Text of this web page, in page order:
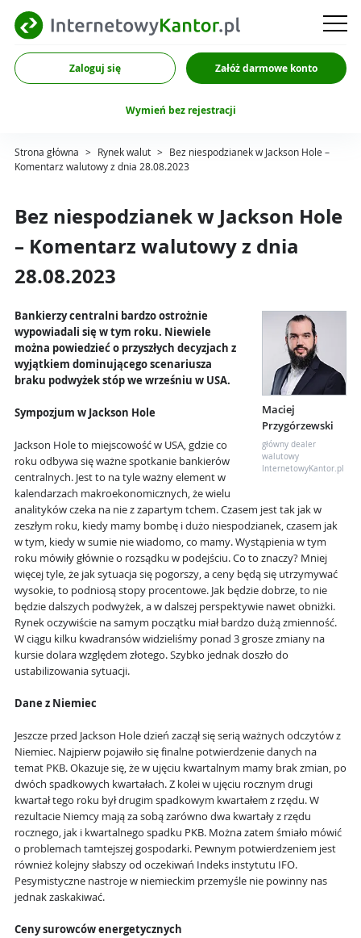
Zaloguj się Załóż darmowe konto
Wymień bez rejestracji
Strona główna > Rynek walut > Bez niespodzianek w Jackson Hole –
Komentarz walutowy z dnia 28.08.2023
Bez niespodzianek w Jackson Hole
– Komentarz walutowy z dnia
28.08.2023
Maciej
Przygórzewski
główny dealer
walutowy
InternetowyKantor.pl
Bankierzy centralni bardzo ostrożnie
wypowiadali się w tym roku. Niewiele
można powiedzieć o przyszłych decyzjach z
wyjątkiem dominującego scenariusza
braku podwyżek stóp we wrześniu w USA.
Sympozjum w Jackson Hole
Jackson Hole to miejscowość w USA, gdzie co
roku odbywa się ważne spotkanie bankierów
centralnych. Jest to na tyle ważny element w
kalendarzach makroekonomicznych, że wielu
analityków czeka na nie z zapartym tchem. Czasem jest tak jak w
zeszłym roku, kiedy mamy bombę i dużo niespodzianek, czasem jak
w tym, kiedy w sumie nie wiadomo, co mamy. Wystąpienia w tym
roku mówiły głównie o rozsądku w podejściu. Co to znaczy? Mniej
więcej tyle, że jak sytuacja się pogorszy, a ceny będą się utrzymywać
wysokie, to podniosą stopy procentowe. Jak będzie dobrze, to nie
będzie dalszych podwyżek, a w dalszej perspektywie nawet obniżki.
Rynek oczywiście na samym początku miał bardzo dużą zmienność.
W ciągu kilku kwadransów widzieliśmy ponad 3 grosze zmiany na
kursie dolara względem złotego. Szybko jednak doszło do
ustabilizowania sytuacji.
Dane z Niemiec
Jeszcze przed Jackson Hole dzień zaczął się serią ważnych odczytów z
Niemiec. Najpierw pojawiło się finalne potwierdzenie danych na
temat PKB. Okazuje się, że w ujęciu kwartalnym mamy brak zmian, po
dwóch spadkowych kwartałach. Z kolei w ujęciu rocznym drugi
kwartał tego roku był drugim spadkowym kwartałem z rzędu. W
rezultacie Niemcy mają za sobą zarówno dwa kwartały z rzędu
rocznego, jak i kwartalnego spadku PKB. Można zatem śmiało mówić
o problemach tamtejszej gospodarki. Pewnym potwierdzeniem jest
również kolejny słabszy od oczekiwań Indeks instytutu IFO.
Pesymistyczne nastroje w niemieckim przemyśle nie powinny nas
jednak zaskakiwać.
Ceny surowców energetycznych